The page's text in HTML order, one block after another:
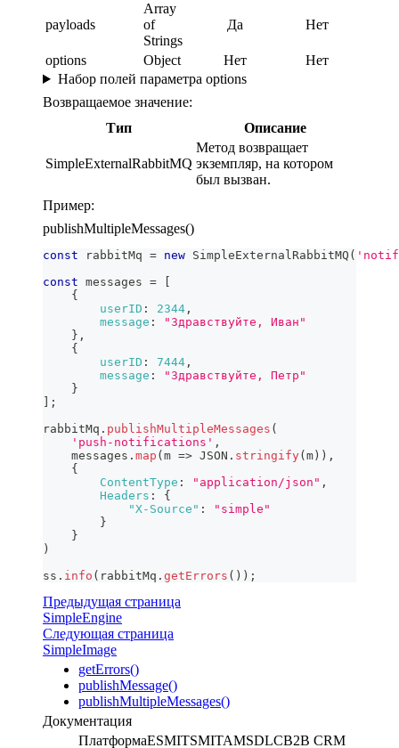
payloads
Array
of
Strings
Да Нет
options Object Нет
Нет
Набор полей параметра options
Возвращаемое значение:
Тип
Описание
SimpleExternalRabbitMQ
Метод возвращает
экземпляр, на котором
был вызван.
Пример:
publishMultipleMessages()
const rabbitMq = new SimpleExternalRabbitMQ (
const messages =
{
userID : 2344 ,
message :
"Здравствуйте, Иван"
} ,
{
userID : 7444 ,
message :
"Здравствуйте, Петр"
}
;
rabbitMq . publishMultipleMessages (
'push-notifications' ,
    messages
. map ( m => JSON . stringify( m ) ) ,
{
ContentType : "application/json" ,
Headers :
{
"X-Source" :
"simple"
}
}
)
ss . info ( rabbitMq . getErrors ( ) ) ;
Предыдущая страница
SimpleEngine
Следующая страница
SimpleImage
getErrors()
publishMessage()
publishMultipleMessages()
Документация
ПлатформаESMITSMITAMSDLCB2B CRM